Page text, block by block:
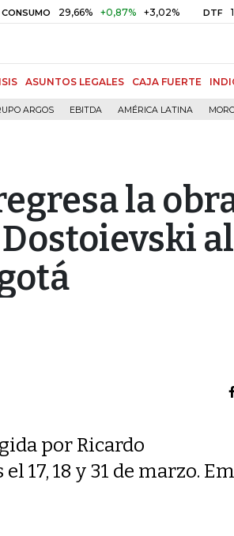
29,66% +0,87% +3,02% DTF 10,34%
ASUNTOS LEGALES CAJA FUERTE
ARGOS EBITDA AMÉRICA LATINA
la
por Ricardo
17, 18 y 31 de marzo.